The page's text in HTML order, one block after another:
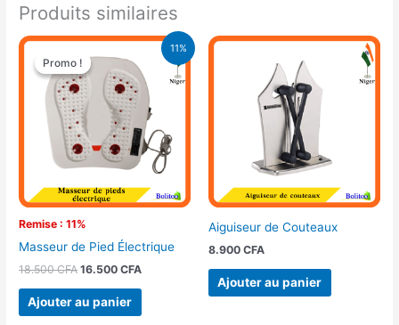
Produits similaires
11%
Promo !
Remise : 11%
Promo !
Masseur de Pied Électrique
18.500CFA
Le
prix
initial
était :
18.500 CFA.
16.500CFA
Le
prix
actuel
est :
16.500 CFA.
Ajouter au panier
Aiguiseur de Couteaux
8.900 CFA
Ajouter au panier